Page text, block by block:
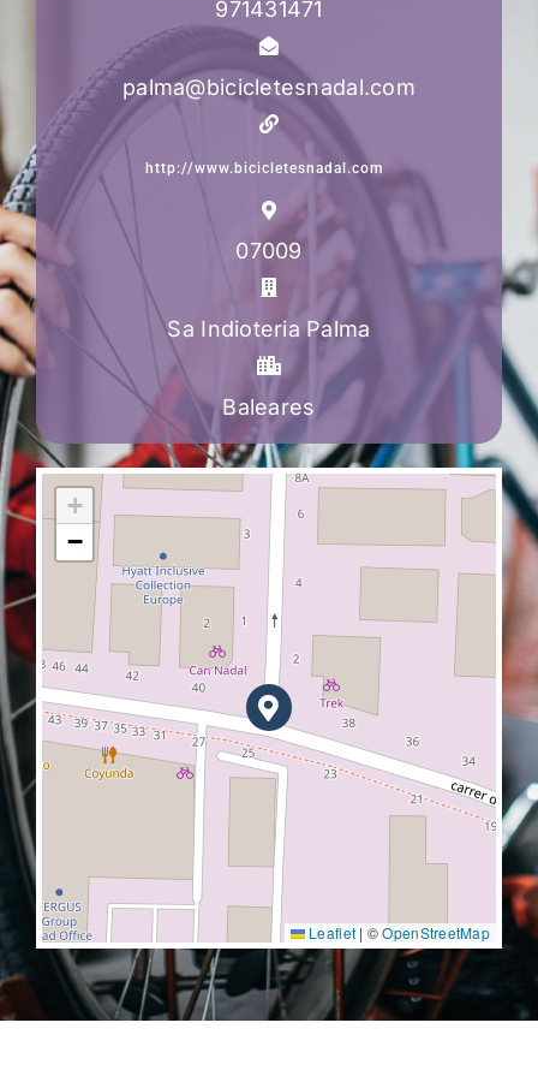
971431471
palma@bicicletesnadal.com
http://www.bicicletesnadal.com
07009
Sa Indioteria Palma
Baleares
+
−
Leaflet | ©OpenStreetMap